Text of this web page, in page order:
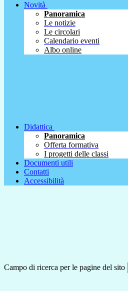
Novità
Panoramica
Le notizie
Le circolari
Calendario eventi
Albo online
Didattica
Panoramica
Offerta formativa
I progetti delle classi
Documenti utili
Contatti
Accessibilità
Campo di ricerca per le pagine del sito